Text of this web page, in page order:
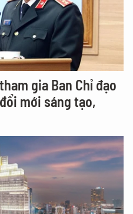
gia Ban Chỉ đạo
mới sáng tạo,